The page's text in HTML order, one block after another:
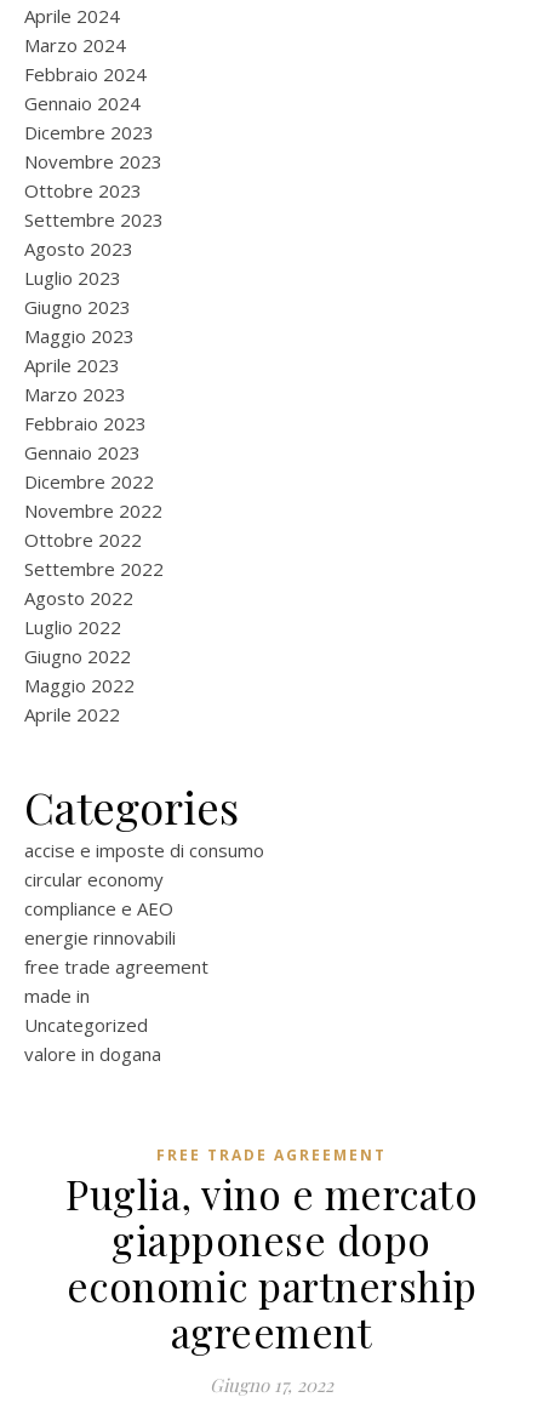
Aprile 2024
Marzo 2024
Febbraio 2024
Gennaio 2024
Dicembre 2023
Novembre 2023
Ottobre 2023
Settembre 2023
Agosto 2023
Luglio 2023
Giugno 2023
Maggio 2023
Aprile 2023
Marzo 2023
Febbraio 2023
Gennaio 2023
Dicembre 2022
Novembre 2022
Ottobre 2022
Settembre 2022
Agosto 2022
Luglio 2022
Giugno 2022
Maggio 2022
Aprile 2022
Categories
accise e imposte di consumo
circular economy
compliance e AEO
energie rinnovabili
free trade agreement
made in
Uncategorized
valore in dogana
FREE TRADE AGREEMENT
Puglia, vino e mercato
giapponese dopo
economic partnership
agreement
Giugno 17, 2022